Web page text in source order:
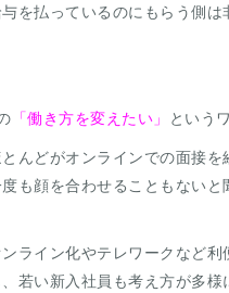
を払っているのにもらう側は
「働き方を変えたい」 という
んどがオンラインでの面接を
も顔を合わせることもないと
ライン化やテレワークなど利
若い新入社員も考え方が多様